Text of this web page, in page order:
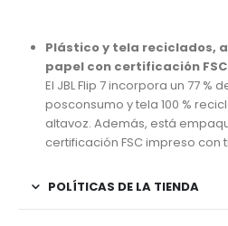
Plástico y tela reciclados,
papel con certificación
El JBL Flip 7 incorpora un 77 %
posconsumo y tela 100 %
altavoz. Además, está
certificación FSC impreso con
POLÍTICAS DE LA TIENDA